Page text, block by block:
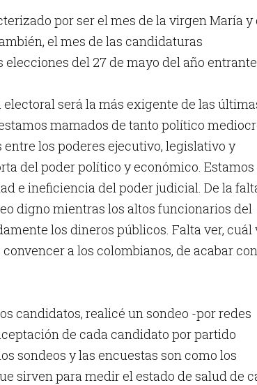
por ser el mes de la virgen María y
el mes de las candidaturas
del 27 de mayo del año
será la más exigente de las
mamados de tanto político
los poderes ejecutivo, legislativo y
del poder político y económico. Estamos
e ineficiencia del poder judicial. De la
digno mientras los altos funcionarios del
los dineros públicos. Falta ver, cuál
a los colombianos, de acabar con
candidatos, realicé un sondeo -por redes
de cada candidato por partido
sondeos y las encuestas son como los
sirven para medir el estado de salud de